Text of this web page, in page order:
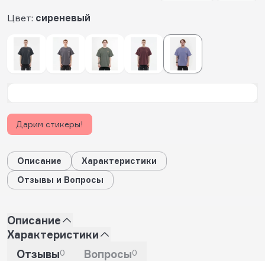
Цвет: сиреневый
Дарим стикеры!
Описание
Характеристики
Отзывы и Вопросы
Описание
Характеристики
Отзывы0 Вопросы0